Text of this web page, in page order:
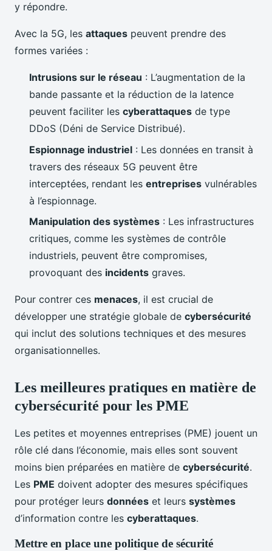
y répondre.
Avec la 5G, les attaques peuvent prendre des
formes variées :
Intrusions sur le réseau : L’augmentation de la
bande passante et la réduction de la latence
peuvent faciliter les cyberattaques de type
DDoS (Déni de Service Distribué).
Espionnage industriel : Les données en transit à
travers des réseaux 5G peuvent être
interceptées, rendant les entreprises vulnérables
à l’espionnage.
Manipulation des systèmes : Les infrastructures
critiques, comme les systèmes de contrôle
industriels, peuvent être compromises,
provoquant des incidents graves.
Pour contrer ces menaces, il est crucial de
développer une stratégie globale de cybersécurité
qui inclut des solutions techniques et des mesures
organisationnelles.
Les meilleures pratiques en matière de
cybersécurité pour les PME
Les petites et moyennes entreprises (PME) jouent un
rôle clé dans l’économie, mais elles sont souvent
moins bien préparées en matière de cybersécurité.
Les PME doivent adopter des mesures spécifiques
pour protéger leurs données et leurs systèmes
d’information contre les cyberattaques.
Mettre en place une politique de sécurité